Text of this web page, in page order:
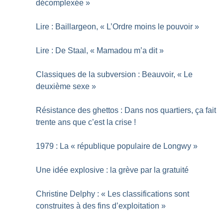
décomplexée »
Lire : Baillargeon, « L’Ordre moins le pouvoir »
Lire : De Staal, « Mamadou m’a dit »
Classiques de la subversion : Beauvoir, « Le
deuxième sexe »
Résistance des ghettos : Dans nos quartiers, ça fait
trente ans que c’est la crise !
1979 : La « république populaire de Longwy »
Une idée explosive : la grève par la gratuité
Christine Delphy : « Les classifications sont
construites à des fins d’exploitation »